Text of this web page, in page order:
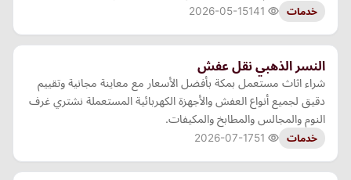
خدمات 2026-05-15
النسر الذهبي نقل عفش
شراء اثاث مستعمل بمكة بأفضل الأسعار مع معاينة مجانية وتقييم
دقيق لجميع أنواع العفش والأجهزة الكهربائية المستعملة نشتري غرف
النوم والمجالس والمطابخ والمكيفات.
خدمات 2026-07-17